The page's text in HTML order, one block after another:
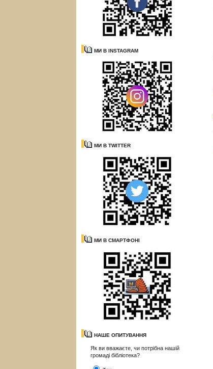
МИ В INSTAGRAM
МИ В TWITTER
МИ В СМАРТФОНІ
НАШЕ ОПИТУВАННЯ
Як ви вважаєте, чи потрібна нашій
громаді бібліотека?